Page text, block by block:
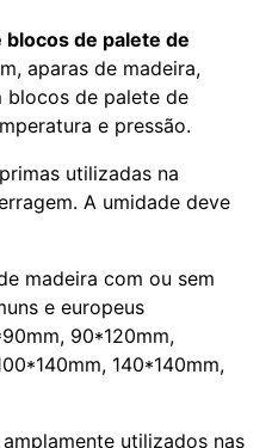
de palete de
aparas de madeira,
blocos de palete de
e pressão.
utilizadas na
A umidade deve
madeira com ou sem
e europeus
90*120mm,
140*140mm,
utilizados nas